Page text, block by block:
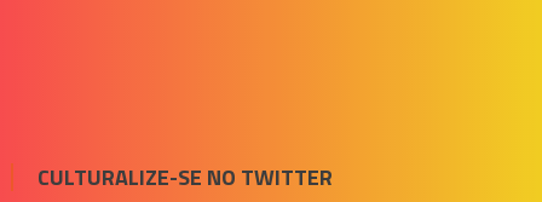
CULTURALIZE-SE NO TWITTER